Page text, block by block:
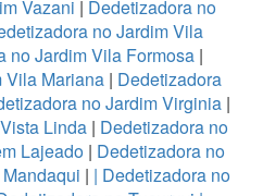
Vazani | Dedetizadora no
no Jardim Vila
no Jardim Vila Formosa |
Vila Mariana | Dedetizadora
no Jardim Virginia |
Linda | Dedetizadora no
Lajeado | Dedetizadora no
| | Dedetizadora no